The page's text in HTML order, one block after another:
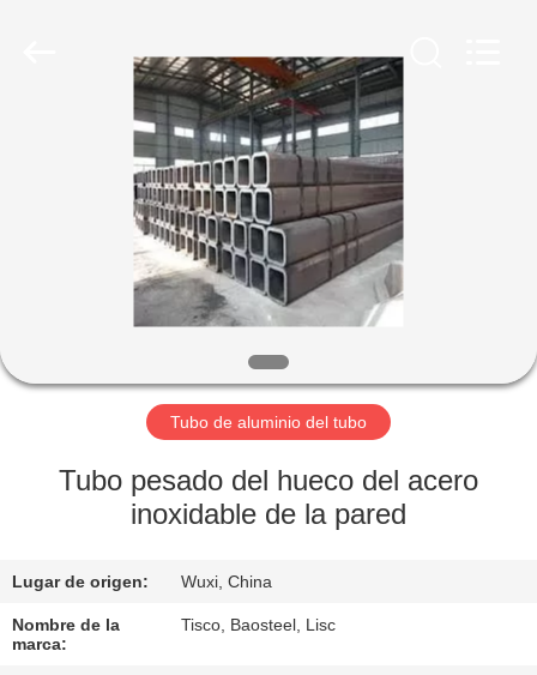
PRODUCTOS
VÍDEOS
NOSOTROS
POR
LA
Tubo de aluminio del tubo
Tubo pesado del hueco del acero
inoxidable de la pared
Lugar de origen: Wuxi, China
Nombre de la
marca:
Tisco, Baosteel, Lisc